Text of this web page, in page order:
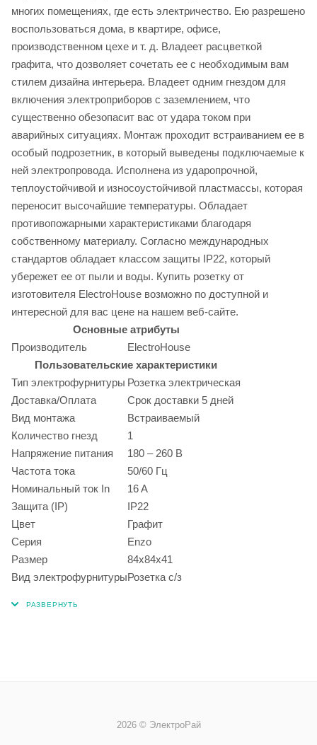
многих помещениях, где есть электричество. Ею разрешено
воспользоваться дома, в квартире, офисе,
производственном цехе и т. д. Владеет расцветкой
графита, что дозволяет сочетать ее с необходимым вам
стилем дизайна интерьера. Владеет одним гнездом для
включения электроприборов с заземлением, что
существенно обезопасит вас от удара током при
аварийных ситуациях. Монтаж проходит встраиванием ее в
особый подрозетник, в который выведены подключаемые к
ней электропровода. Исполнена из ударопрочной,
теплоустойчивой и износоустойчивой пластмассы, которая
переносит высочайшие температуры. Обладает
противопожарными характеристиками благодаря
собственному материалу. Согласно международных
стандартов обладает классом защиты IP22, который
убережет ее от пыли и воды. Купить розетку от
изготовителя ElectroHouse возможно по доступной и
интересной для вас цене на нашем веб-сайте.
Основные атрибуты
Производитель
ElectroHouse
Пользовательские характеристики
Тип электрофурнитуры Розетка электрическая
Доставка/Оплата
Срок доставки 5 дней
Вид монтажа
Встраиваемый
Количество гнезд
1
Напряжение питания
180 – 260 В
Частота тока
50/60 Гц
Номинальный ток In
16 A
Защита (IP)
IP22
Цвет
Графит
Серия
Enzo
Размер
84х84х41
Вид электрофурнитурыРозетка с/з
2026 © ЭлектроРай